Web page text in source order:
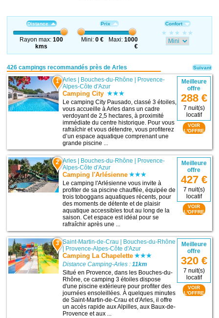
Distance
Rayon max:100
kms
Prix
Mini: 0 € Maxi:1000
€
Confort
426 campings recommandés près de Arles
1 Arles | Bouches-du-Rhône | Provence-
Alpes-Côte d'Azur
Camping City
Le camping City Pausado, classé 3 étoiles,
vous accueille à Arles dans un cadre
verdoyant de 2,5 hectares, à proximité
immédiate du centre historique. Pour vous
rafraîchir et vous détendre, vous profiterez
d’un espace aquatique comprenant une
grande piscine ...
Meilleure
offre
288 €
7 nuit(s)
locatif
VOIR
L'OFFRE
2 Arles Bouches-du-Rhône
Provence-
Alpes-Côte d'Azur
Camping l'Arlésienne
Le camping l'Arlésienne vous invite à
profiter de sa piscine chauffée, équipée de
trois toboggans aquatiques récents, pour
des moments de détente et de plaisir
aquatique accessibles tout au long de la
saison. Cet espace est idéal pour se
rafraîchir après une ...
Meilleure
offre
427 €
7 nuit(s)
locatif
VOIR
L'OFFRE
3 Saint-Martin-de-Crau
Bouches-du-Rhône
Provence-Alpes-Côte d'Azur
Camping La Chapelette
Distance Camping-Arles :11km
Situé en Provence, dans les Bouches-du-
Rhône, ce camping 3 étoiles dispose
d'une piscine extérieure pour profiter des
journées ensoleillées. À quelques minutes
de Saint-Martin-de-Crau et d'Arles, il offre
un accès rapide aux Alpilles, aux Baux-de-
Provence et aux ...
Meilleure
offre
320 €
7 nuit(s)
locatif
VOIR
L'OFFRE
Suivant